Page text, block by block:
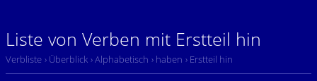
Liste von Verben mit Erstteil hin
Verbliste › Überblick › Alphabetisch › haben › Erstteil hin